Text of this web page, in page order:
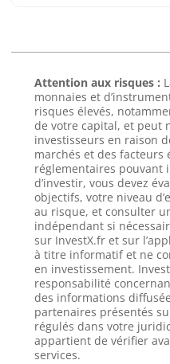
Attention aux risques :
monnaies et
risques élevés,
de votre capital, et peut
investisseurs en raison
marchés et des facteurs
réglementaires pouvant
d’investir, vous devez
objectifs, votre niveau
au risque, et consulter
indépendant si
sur InvestX.fr et sur
à titre informatif et ne
en investissement.
responsabilité
des informations
partenaires présentés
régulés dans votre
appartient de vérifier
services.